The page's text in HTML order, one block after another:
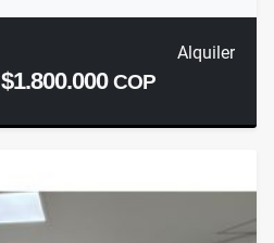
Alquiler
$1.800.000COP